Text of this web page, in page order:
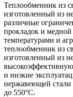
Теплообменник из
изготовленный из
различные
прокладок и
температурами и
теплообменник из
изготовленный из
и низкие
нержавеющей стали
до 550°C.